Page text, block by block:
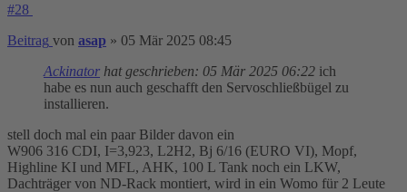
#28
Beitrag von asap » 05 Mär 2025 08:45
Ackinator hat geschrieben: 05 Mär 2025 06:22 ich
habe es nun auch geschafft den Servoschließbügel zu
installieren.
stell doch mal ein paar Bilder davon ein
W906 316 CDI, I=3,923, L2H2, Bj 6/16 (EURO VI), Mopf,
Highline KI und MFL, AHK, 100 L Tank noch ein LKW,
Dachträger von ND-Rack montiert, wird in ein Womo für 2 Leute